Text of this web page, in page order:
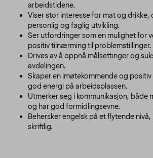
arbeidstidene.
Viser stor interesse for mat og
personlig og faglig utvikling.
Ser utfordringer som en mulighet for
positiv tilnærming til problemstillinger.
Drives av å oppnå målsettinger og
avdelingen.
Skaper en imøtekommende og
god energi på arbeidsplassen.
Utmerker seg i kommunikasjon, både
og har god formidlingsevne.
Behersker engelsk på et flytende
skriftlig.